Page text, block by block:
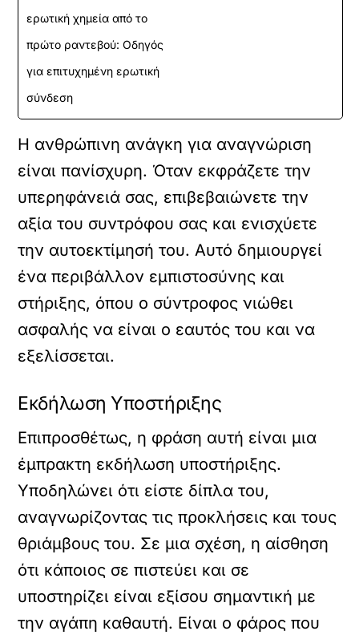
ερωτική χημεία από το
πρώτο ραντεβού: Οδηγός
για επιτυχημένη ερωτική
σύνδεση
Η ανθρώπινη ανάγκη για αναγνώριση
είναι πανίσχυρη. Όταν εκφράζετε την
υπερηφάνειά σας, επιβεβαιώνετε την
αξία του συντρόφου σας και ενισχύετε
την αυτοεκτίμησή του. Αυτό δημιουργεί
ένα περιβάλλον εμπιστοσύνης και
στήριξης, όπου ο σύντροφος νιώθει
ασφαλής να είναι ο εαυτός του και να
εξελίσσεται.
Εκδήλωση Υποστήριξης
Επιπροσθέτως, η φράση αυτή είναι μια
έμπρακτη εκδήλωση υποστήριξης.
Υποδηλώνει ότι είστε δίπλα του,
αναγνωρίζοντας τις προκλήσεις και τους
θριάμβους του. Σε μια σχέση, η αίσθηση
ότι κάποιος σε πιστεύει και σε
υποστηρίζει είναι εξίσου σημαντική με
την αγάπη καθαυτή. Είναι ο φάρος που